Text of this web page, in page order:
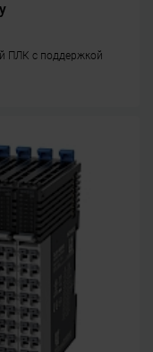
ПЛК с поддержкой